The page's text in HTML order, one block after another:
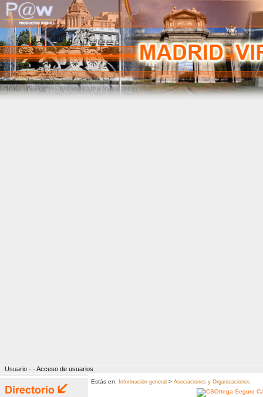
Usuario - -Acceso de usuarios
Estás en: Información general > Asociaciones y Organizaciones